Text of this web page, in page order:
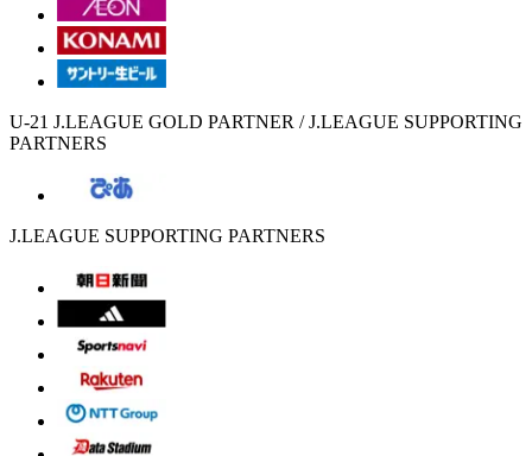
U-21 J.LEAGUE GOLD PARTNER / J.LEAGUE SUPPORTING
PARTNERS
J.LEAGUE SUPPORTING PARTNERS